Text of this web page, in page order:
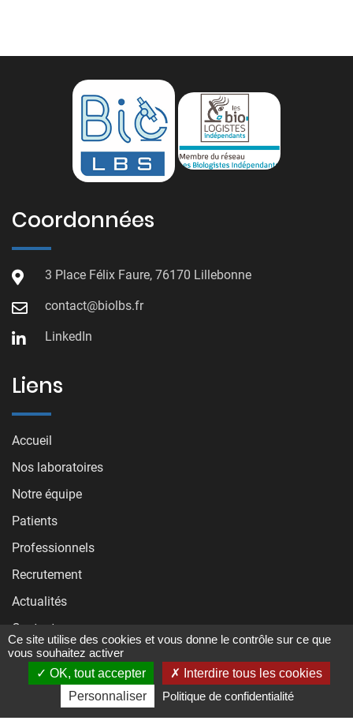
Coordonnées
3 Place Félix Faure, 76170 Lillebonne
contact@biolbs.fr
LinkedIn
Liens
Accueil
Nos laboratoires
Notre équipe
Patients
Professionnels
Recrutement
Actualités
Contact
Mentions légales-Plan du site-Gestion des cookies
© Copyright 2020 - BioLBS - Développé par ForeachCode
Ce site utilise des cookies et vous donne le contrôle sur ce que
vous souhaitez activer
OK, tout accepter
Interdire tous les cookies
Personnaliser
Politique de confidentialité